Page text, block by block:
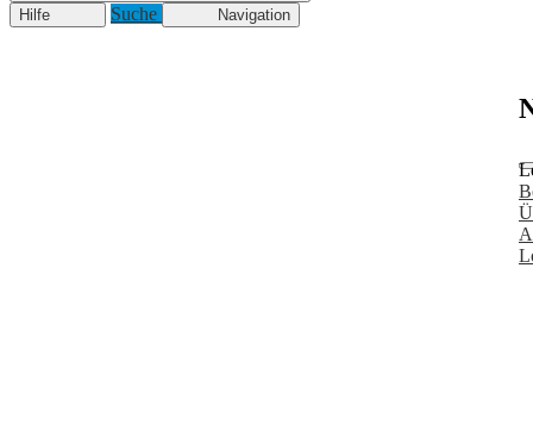
Hilfe
Suche Navigation